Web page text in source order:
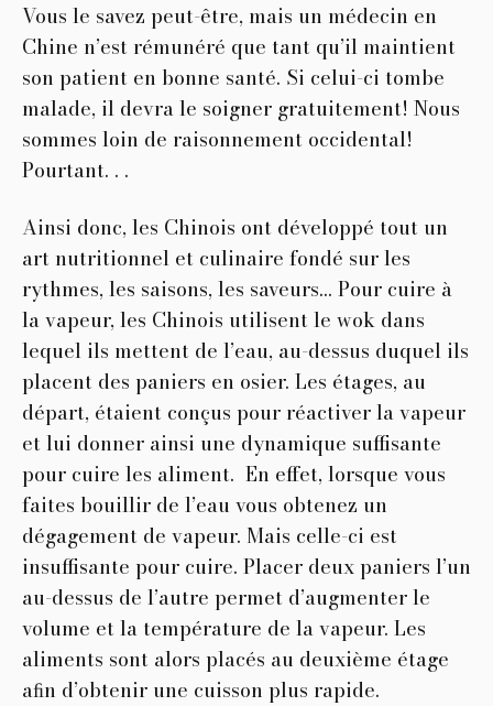
Vous le savez peut-être, mais un médecin en
Chine n’est rémunéré que tant qu’il maintient
son patient en bonne santé. Si celui-ci tombe
malade, il devra le soigner gratuitement! Nous
sommes loin de raisonnement occidental!
Pourtant. . .
Ainsi donc, les Chinois ont développé tout un
art nutritionnel et culinaire fondé sur les
rythmes, les saisons, les saveurs… Pour cuire à
la vapeur, les Chinois utilisent le wok dans
lequel ils mettent de l’eau, au-dessus duquel ils
placent des paniers en osier. Les étages, au
départ, étaient conçus pour réactiver la vapeur
et lui donner ainsi une dynamique suffisante
pour cuire les aliment. En effet, lorsque vous
faites bouillir de l’eau vous obtenez un
dégagement de vapeur. Mais celle-ci est
insuffisante pour cuire. Placer deux paniers l’un
au-dessus de l’autre permet d’augmenter le
volume et la température de la vapeur. Les
aliments sont alors placés au deuxième étage
aﬁn d’obtenir une cuisson plus rapide.